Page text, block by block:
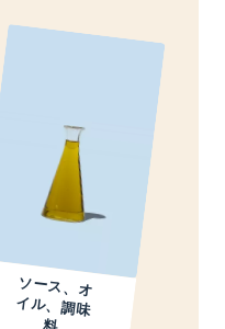
ソース、オ
イル、調味